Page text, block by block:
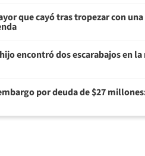
que cayó tras tropezar con
encontró dos escarabajos en la
por deuda de $27